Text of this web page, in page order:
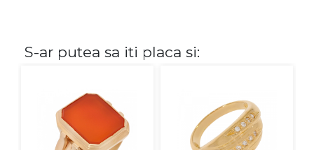
Fara pietre
S-ar putea sa iti placa si: